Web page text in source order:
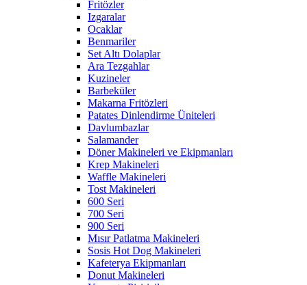
Fritözler
Izgaralar
Ocaklar
Benmariler
Set Altı Dolaplar
Ara Tezgahlar
Kuzineler
Barbeküler
Makarna Fritözleri
Patates Dinlendirme Üniteleri
Davlumbazlar
Salamander
Döner Makineleri ve Ekipmanları
Krep Makineleri
Waffle Makineleri
Tost Makineleri
600 Seri
700 Seri
900 Seri
Mısır Patlatma Makineleri
Sosis Hot Dog Makineleri
Kafeterya Ekipmanları
Donut Makineleri